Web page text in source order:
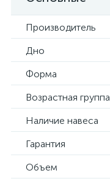
Производитель
Дно
Форма
Возрастная группа
Наличие навеса
Гарантия
Объем